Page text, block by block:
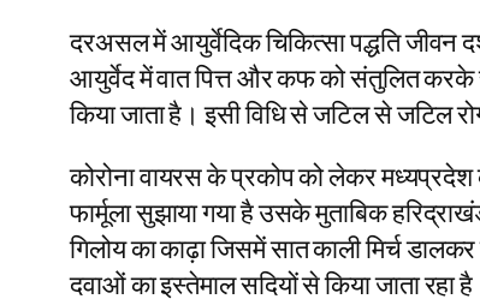
दरअसल में आयुर्वेदिक चिकित्सा पद्धति जीवन
आयुर्वेद में वात पित्त और कफ को संतुलित करके
किया जाता है। इसी विधि से जटिल से जटिल
कोरोना वायरस के प्रकोप को लेकर
फार्मूला सुझाया गया है उसके मुताबिक
गिलोय का काढ़ा जिसमें सात काली मिर्च
दवाओं का इस्तेमाल सदियों से किया जाता रहा